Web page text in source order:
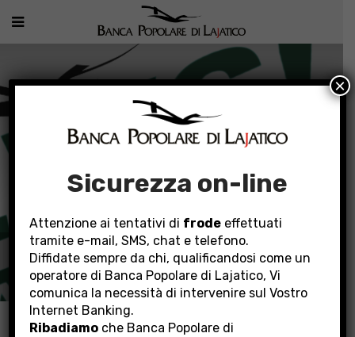
COMUNICAZIONE
Home
Sicurezza on-line
Attenzione ai tentativi di frode effettuati
tramite e-mail, SMS, chat e telefono.
Diffidate sempre da chi, qualificandosi come un
operatore di Banca Popolare di Lajatico, Vi
comunica la necessità di intervenire sul Vostro
Internet Banking.
Ribadiamo che Banca Popolare di
×